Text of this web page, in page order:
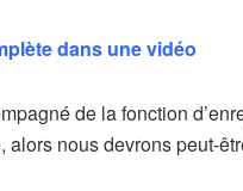
dans une vidéo
de la fonction
nous devrons peut-